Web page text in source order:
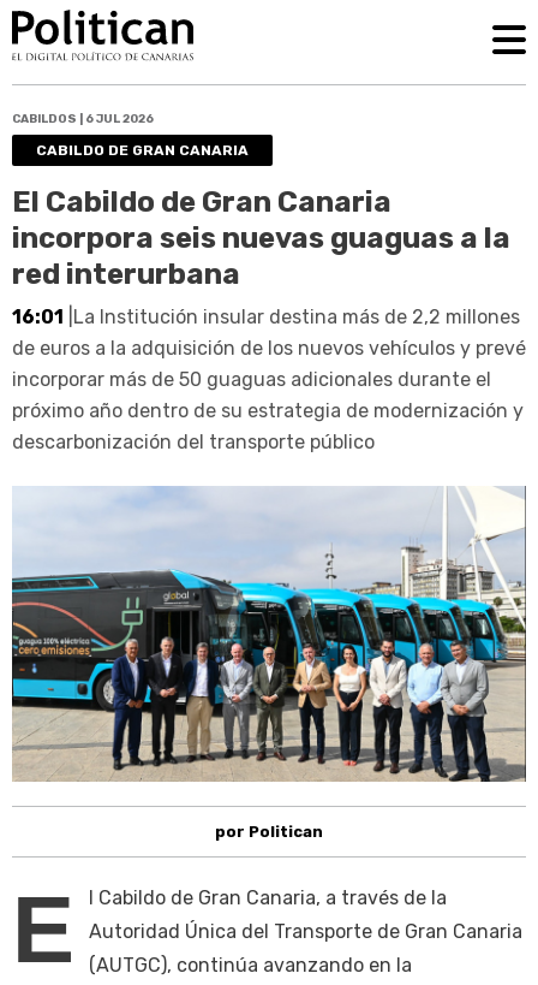
CABILDOS | 6 JUL 2026
CABILDO DE GRAN CANARIA
El Cabildo de Gran Canaria
incorpora seis nuevas guaguas a la
red interurbana
16:01 |La Institución insular destina más de 2,2 millones
de euros a la adquisición de los nuevos vehículos y prevé
incorporar más de 50 guaguas adicionales durante el
próximo año dentro de su estrategia de modernización y
descarbonización del transporte público
por Politican
E
l Cabildo de Gran Canaria, a través de la
Autoridad Única del Transporte de Gran Canaria
(AUTGC), continúa avanzando en la